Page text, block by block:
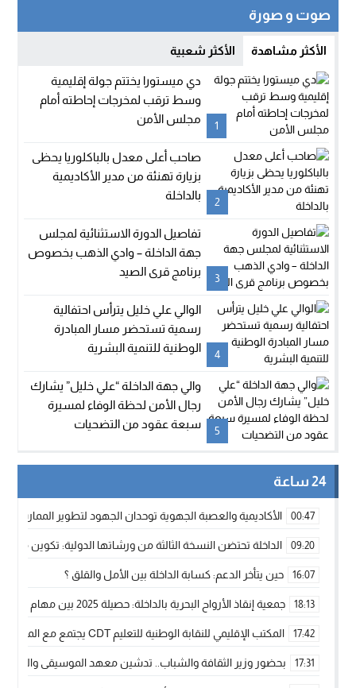
صوت و صورة
الأكثر مشاهدة الأكثر شعبية
1
دي ميستورا يختتم جولة إقليمية
وسط ترقب لمخرجات إحاطته أمام
مجلس الأمن
2
صاحب أعلى معدل بالباكلوريا يحظى
بزيارة تهنئة من مدير الأكاديمية
بالداخلة
3
تفاصيل الدورة الاستثنائية لمجلس
جهة الداخلة – وادي الذهب بخصوص
برنامج قرى الصيد
4
الوالي علي خليل يترأس احتفالية
رسمية تستحضر مسار المبادرة
الوطنية للتنمية البشرية
5
والي جهة الداخلة “علي خليل” يشارك
رجال الأمن لحظة الوفاء لمسيرة
سبعة عقود من التضحيات
24 ساعة
00:47 الأكاديمية والعصبة الجهوية توحدان الجهود لتطوير الممارسة
09:20 الداخلة تحتضن النسخة الثالثة من ورشاتها الدولية: تكوين
16:07 حين يتأخر الدعم: كسابة الداخلة بين الأمل والقلق ؟
18:13 جمعية إنقاذ الأرواح البحرية بالداخلة: حصيلة 2025 بين مهام الإنقاذ ومشروع “دار البحار”
17:42 المكتب الإقليمي للنقابة الوطنية للتعليم CDT يجتمع مع المدير الإقليمي لمناقشة ملفات جوهرية لنساء ورجال التعليم
17:31 بحضور وزير الثقافة والشباب.. تدشين معهد الموسيقى والفنون